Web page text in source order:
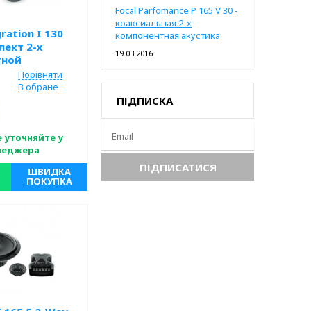
I 130
2-х
акустики
Порівняти
В обране
уточняйте у
ШВИДКА
ПОКУПКА
Виробник: Focal;
Вт;
Focal Parfomance P 165 V 30 -
коаксиальная 2-х
компонентная акустика
19.03.2016
ПІДПИСКА